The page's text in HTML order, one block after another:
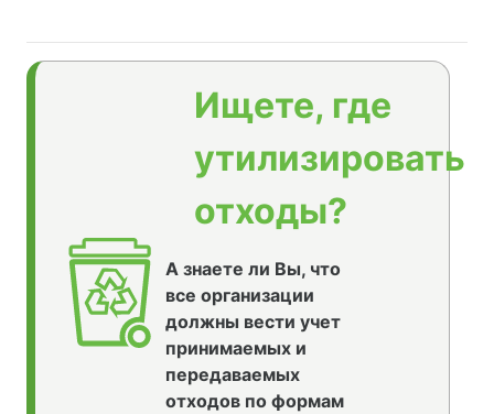
Ищете, где
утилизировать
отходы?
А знаете ли Вы, что
все организации
должны вести учет
принимаемых и
передаваемых
отходов по формам